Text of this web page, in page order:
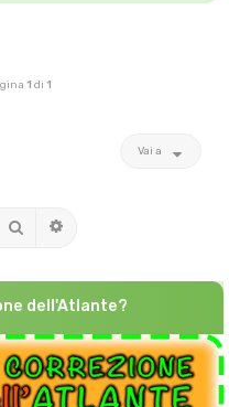
1 di 1
Vai a
Cerca
dell'Atlante?